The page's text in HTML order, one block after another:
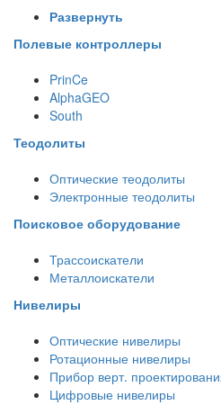
Развернуть
Полевые контроллеры
PrinCe
AlphaGEO
South
Теодолиты
Оптические теодолиты
Электронные теодолиты
Поисковое оборудование
Трассоискатели
Металлоискатели
Нивелиры
Оптические нивелиры
Ротационные нивелиры
Прибор верт.
Цифровые нивелиры